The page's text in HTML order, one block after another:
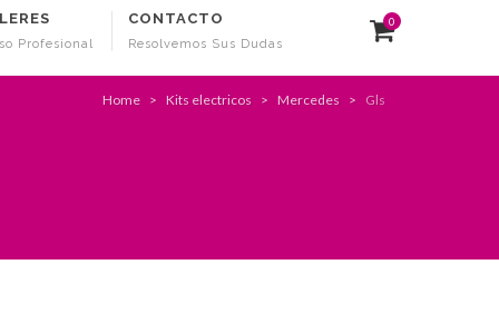
Profesional
CONTACTO
Resolvemos Sus Dudas
0
Home Kits electricos Mercedes Gls